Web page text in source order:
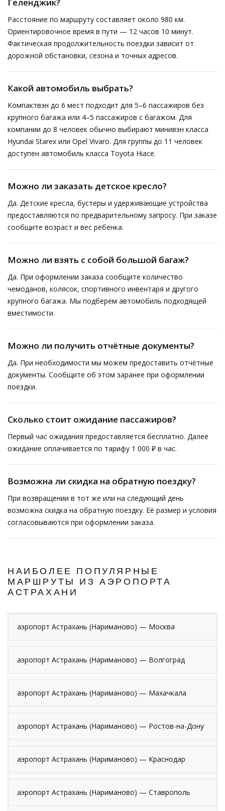
Расстояние по маршруту составляет около 980 км.
Ориентировочное время в пути — 12 часов 10 минут.
Фактическая продолжительность поездки зависит от
дорожной обстановки, сезона и точных адресов.
Какой автомобиль выбрать?
Компактвэн до 6 мест подходит для 5–6 пассажиров без
крупного багажа или 4–5 пассажиров с багажом. Для
компании до 8 человек обычно выбирают минивэн класса
Hyundai Starex или Opel Vivaro. Для группы до 11 человек
доступен автомобиль класса Toyota Hiace.
Можно ли заказать детское кресло?
Да. Детские кресла, бустеры и удерживающие устройства
предоставляются по предварительному запросу. При заказе
сообщите возраст и вес ребёнка.
Можно ли взять с собой большой багаж?
Да. При оформлении заказа сообщите количество
чемоданов, колясок, спортивного инвентаря и другого
крупного багажа. Мы подберём автомобиль подходящей
вместимости.
Можно ли получить отчётные документы?
Да. При необходимости мы можем предоставить отчётные
документы. Сообщите об этом заранее при оформлении
поездки.
Сколько стоит ожидание пассажиров?
Первый час ожидания предоставляется бесплатно. Далее
ожидание оплачивается по тарифу 1 000 ₽ в час.
Возможна ли скидка на обратную поездку?
При возвращении в тот же или на следующий день
возможна скидка на обратную поездку. Её размер и условия
согласовываются при оформлении заказа.
НАИБОЛЕЕ ПОПУЛЯРНЫЕ
МАРШРУТЫ ИЗ АЭРОПОРТА
АСТРАХАНИ
аэропорт Астрахань (Нариманово) — Москва
аэропорт Астрахань (Нариманово) — Волгоград
аэропорт Астрахань (Нариманово) — Махачкала
аэропорт Астрахань (Нариманово) — Ростов-на-Дону
аэропорт Астрахань (Нариманово) — Краснодар
аэропорт Астрахань (Нариманово) — Ставрополь